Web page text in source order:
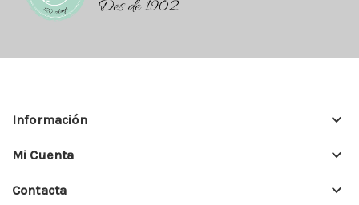
Información keyboard_arrow_down
Mi Cuenta keyboard_arrow_down
Contacta keyboard_arrow_down